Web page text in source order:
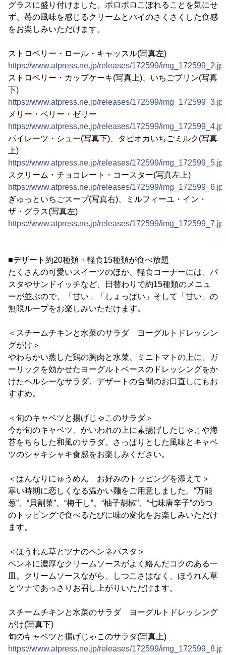
グラスに盛り付けました。ポロポロこぼれることを気にせ
ず、苺の風味を感じるクリームとパイのさくさくした食感
をお楽しみいただけます。
ストロベリー・ロール・キャッスル(写真左)
https://www.atpress.ne.jp/releases/172599/
ストロベリー・カップケーキ(写真上)、いちごプリン(写真
下)
https://www.atpress.ne.jp/releases/172599/
メリー・ベリー・ゼリー
https://www.atpress.ne.jp/releases/172599/
パイレーツ・シュー(写真下)、タピオカいちごミルク(写真
上)
https://www.atpress.ne.jp/releases/172599/
スクリーム・チョコレート・コースター(写真左上)
https://www.atpress.ne.jp/releases/172599/
ぎゅっといちごスープ(写真右)、ミルフィーユ・イン・
ザ・グラス(写真左)
https://www.atpress.ne.jp/releases/172599/
■デザート約20種類 + 軽食15種類が食べ放題
たくさんの可愛いスイーツのほか、軽食コーナーには、パ
スタやサンドイッチなど、日替わりで約15種類のメニュ
ーが並ぶので、「甘い」「しょっぱい」そして「甘い」の
無限ループをお楽しみいただけます。
＜スチームチキンと水菜のサラダ ヨーグルトドレッシン
グがけ＞
やわらかい蒸した鶏の胸肉と水菜、ミニトマトの上に、ガ
ーリックを効かせたヨーグルトベースのドレッシングをか
けたヘルシーなサラダ。デザートの合間のお口直しにもお
すすめ。
＜旬のキャベツと揚げじゃこのサラダ＞
今が旬のキャベツ、かいわれの上に素揚げしたじゃこや海
苔をちらした和風のサラダ。さっぱりとした風味とキャベ
ツのシャキシャキ食感をお楽しみください。
＜はんなりにゅうめん お好みのトッピングを添えて＞
寒い時期に恋しくなる温かい麺をご用意しました。“万能
葱”、“貝割菜”、“梅干し”、“柚子胡椒”、“七味唐辛子”の5つ
のトッピングで食べるたびに味の変化をお楽しみいただけ
ます。
＜ほうれん草とツナのペンネパスタ＞
ペンネに濃厚なクリームソースがよく絡んだコクのある一
皿。クリームソースながら、しつこさはなく、ほうれん草
とツナであっさりお召し上がりいただけます。
スチームチキンと水菜のサラダ ヨーグルトドレッシング
がけ(写真下)
旬のキャベツと揚げじゃこのサラダ(写真上)
https://www.atpress.ne.jp/releases/172599/